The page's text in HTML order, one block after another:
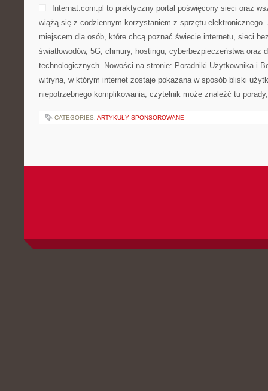
Internat.com.pl to praktyczny portal poświęcony sieci oraz
wiążą się z codziennym korzystaniem z sprzętu
miejscem dla osób, które chcą poznać świecie internetu, sieci
światłowodów, 5G, chmury, hostingu, cyberbezpieczeństwa oraz
technologicznych. Nowości na stronie: Poradniki Użytkownika i
witryna, w którym internet zostaje pokazana w sposób bliski
niepotrzebnego komplikowania, czytelnik może znaleźć tu
CATEGORIES: ARTYKUŁY SPONSOROWANE